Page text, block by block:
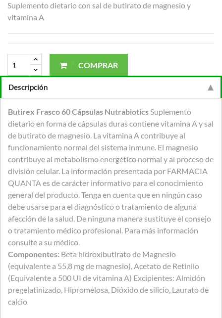
Suplemento dietario con sal de butirato de magnesio y
vitamina A
COMPRAR
Descripción
Butirex Frasco 60 Cápsulas NutrabioticsSuplemento
dietario en forma de cápsulas duras contiene vitamina A y sal
de butirato de magnesio. La vitamina A contribuye al
funcionamiento normal del sistema inmune. El magnesio
contribuye al metabolismo energético normal y al proceso de
división celular. La información presentada por FARMACIA
QUANTA es de carácter informativo para el conocimiento
general del producto. Tenga en cuenta que en ningún caso
debe usarse para el diagnóstico o tratamiento de alguna
afección de la salud. De ninguna manera sustituye el consejo
o tratamiento médico profesional. Para más información
consulte a su médico.
Componentes: Beta hidroxibutirato de Magnesio
(equivalente a 55,8 mg de magnesio), Acetato de Retinilo
(Equivalente a 500 UI de vitamina A) Excipientes: Almidón
pregelatinizado, Hipromelosa, Dióxido de silicio, Laurato de
calcio